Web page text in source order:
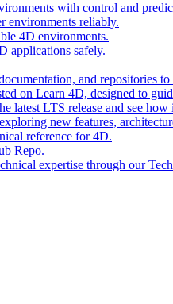
with control and
environments reliably.
4D environments.
applications safely.
and repositories
on Learn 4D, designed to
latest LTS release and see
new features,
reference for 4D.
Repo.
expertise through our